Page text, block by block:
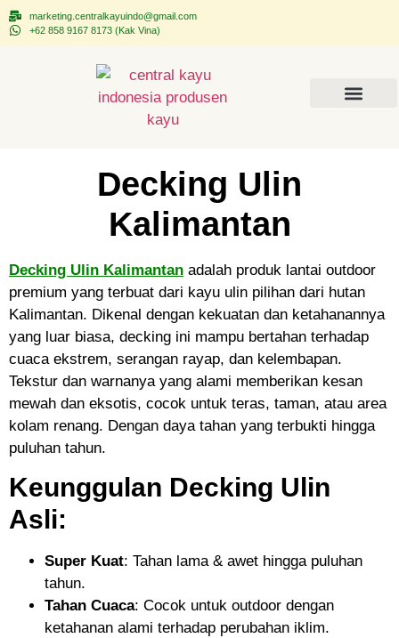
marketing.centralkayuindo@gmail.com
+62 858 9167 8173 (Kak Vina)
Decking Ulin
Kalimantan
Decking Ulin Kalimantan adalah produk lantai outdoor
premium yang terbuat dari kayu ulin pilihan dari hutan
Kalimantan. Dikenal dengan kekuatan dan ketahanannya
yang luar biasa, decking ini mampu bertahan terhadap
cuaca ekstrem, serangan rayap, dan kelembapan.
Tekstur dan warnanya yang alami memberikan kesan
mewah dan eksotis, cocok untuk teras, taman, atau area
kolam renang. Dengan daya tahan yang terbukti hingga
puluhan tahun.
Keunggulan Decking Ulin
Asli:
Super Kuat: Tahan lama & awet hingga puluhan
tahun.
Tahan Cuaca: Cocok untuk outdoor dengan
ketahanan alami terhadap perubahan iklim.